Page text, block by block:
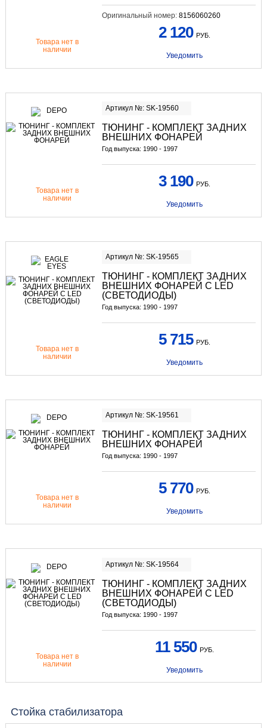
Оригинальный номер: 8156060260
Товара нет в
наличии
2 120 РУБ.
Уведомить
Артикул №: SK-19560
ТЮНИНГ- КОМПЛЕКТ ЗАДНИХ
ВНЕШНИХ ФОНАРЕЙ
Год выпуска: 1990 - 1997
Товара нет в
наличии
3 190 РУБ.
Уведомить
Артикул №: SK-19565
ТЮНИНГ- КОМПЛЕКТ ЗАДНИХ
ВНЕШНИХ ФОНАРЕЙ С LED
(СВЕТОДИОДЫ)
Год выпуска: 1990 - 1997
Товара нет в
наличии
5 715 РУБ.
Уведомить
Артикул №: SK-19561
ТЮНИНГ - КОМПЛЕКТ ЗАДНИХ
ВНЕШНИХ ФОНАРЕЙ
Год выпуска: 1990 - 1997
Товара нет в
наличии
5 770 РУБ.
Уведомить
Артикул №: SK-19564
ТЮНИНГ- КОМПЛЕКТ ЗАДНИХ
ВНЕШНИХ ФОНАРЕЙ С LED
(СВЕТОДИОДЫ)
Год выпуска: 1990 - 1997
Товара нет в
наличии
11 550 РУБ.
Уведомить
Стойка стабилизатора